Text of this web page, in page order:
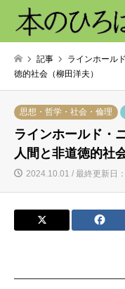
記事
ラインホール
徳的社会（柳田洋夫）
思想・哲学・社会・倫理
ラインホールド・
人間と非道徳的社
2024.10.01 / 最終更新日